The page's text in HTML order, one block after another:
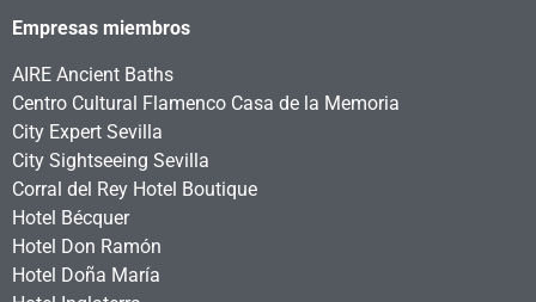
Empresas miembros
AIRE Ancient Baths
Centro Cultural Flamenco Casa de la Memoria
City Expert Sevilla
City Sightseeing Sevilla
Corral del Rey Hotel Boutique
Hotel Bécquer
Hotel Don Ramón
Hotel Doña María